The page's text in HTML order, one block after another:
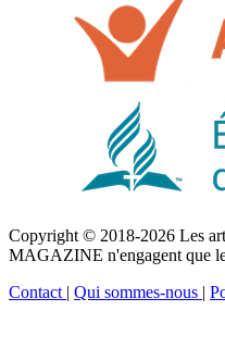
Copyright © 2018-2026 Les
MAGAZINE n'engagent que
Contact | Qui sommes-nous |